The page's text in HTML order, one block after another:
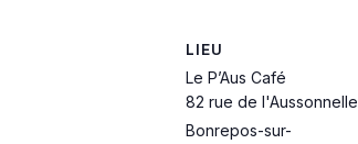
LIEU
Le P’Aus Café
82 rue de l'Aussonnelle
Bonrepos-sur-